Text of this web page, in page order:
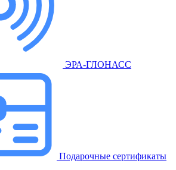
ЭРА-ГЛОНАСС
Подарочные сертификаты